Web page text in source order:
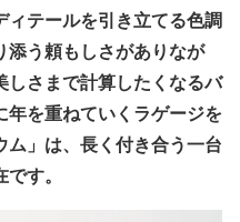
ィテールを引き立てる色調
添う頼もしさがありなが
しさまで計算したくなるバ
年を重ねていくラゲージを
ム」は、長く付き合う一台
す。